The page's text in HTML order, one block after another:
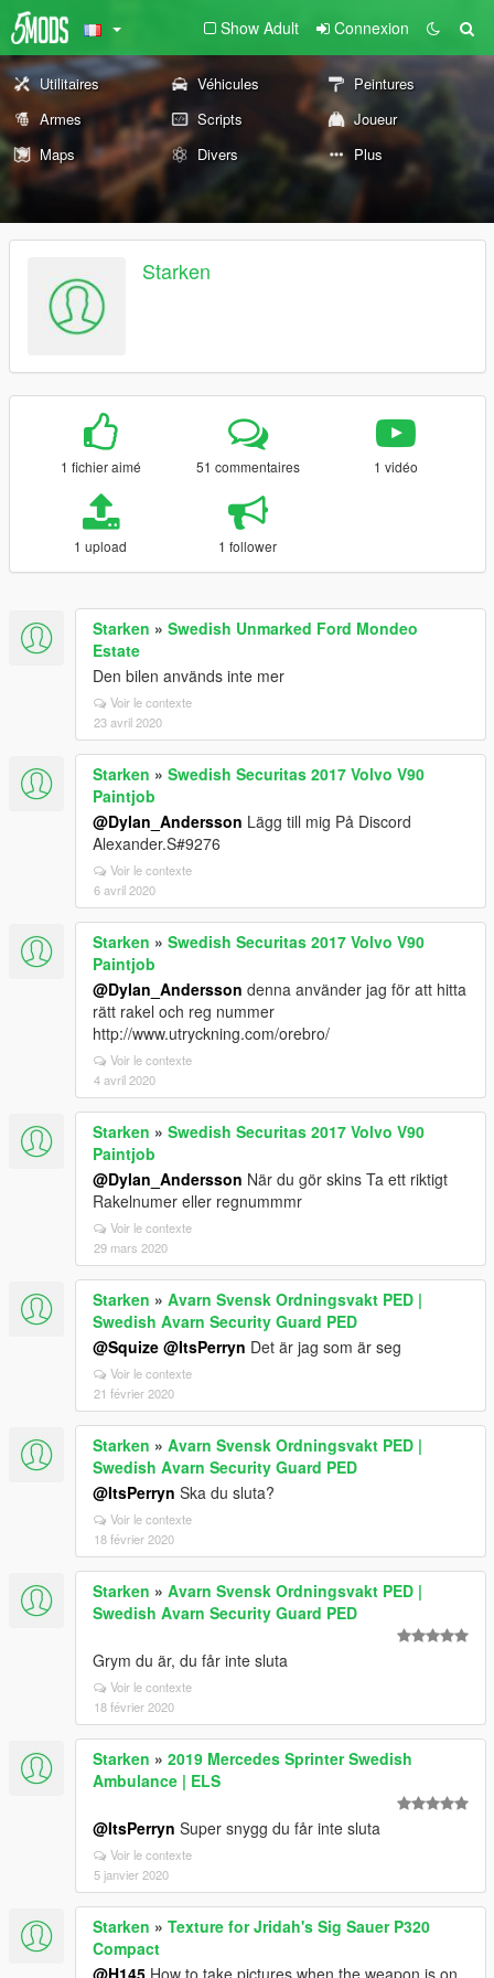
Show Adult Connexion
Utilitaires Véhicules
Peintures
Armes
Scripts
Joueur
Maps
Divers Plus
Starken
1 fichier aimé 51 commentaires 1 vidéo
1 upload 1 follower
Starken » Swedish Unmarked Ford Mondeo
Estate
Den bilen används inte mer
Voir le contexte
23 avril 2020
Starken » Swedish Securitas 2017 Volvo V90
Paintjob
@Dylan_Andersson Lägg till mig På Discord
Alexander.S#9276
Voir le contexte
6 avril 2020
Starken » Swedish Securitas 2017 Volvo V90
Paintjob
@Dylan_Andersson denna använder jag för att hitta
rätt rakel och reg nummer
http://www.utryckning.com/orebro/
Voir le contexte
4 avril 2020
Starken » Swedish Securitas 2017 Volvo V90
Paintjob
@Dylan_Andersson När du gör skins Ta ett riktigt
Rakelnumer eller regnummmr
Voir le contexte
29 mars 2020
Starken » Avarn Svensk Ordningsvakt PED |
Swedish Avarn Security Guard PED
@Squize @ItsPerryn Det är jag som är seg
Voir le contexte
21 février 2020
Starken » Avarn Svensk Ordningsvakt PED |
Swedish Avarn Security Guard PED
@ItsPerryn Ska du sluta?
Voir le contexte
18 février 2020
Starken » Avarn Svensk Ordningsvakt PED |
Swedish Avarn Security Guard PED
Grym du är, du får inte sluta
Voir le contexte
18 février 2020
Starken » 2019 Mercedes Sprinter Swedish
Ambulance | ELS
@ItsPerryn Super snygg du får inte sluta
Voir le contexte
5 janvier 2020
Starken » Texture for Jridah's Sig Sauer P320
Compact
@H145 How to take pictures when the weapon is on